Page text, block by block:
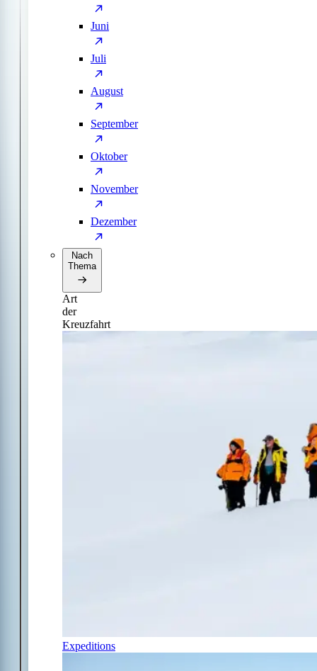
Juni
Juli
August
September
Oktober
November
Dezember
Nach
Thema
Art
der
Kreuzfahrt
Expeditions